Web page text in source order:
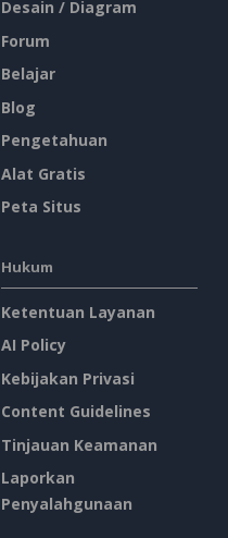
Desain / Diagram
Forum
Belajar
Blog
Pengetahuan
Alat Gratis
Peta Situs
Hukum
Ketentuan Layanan
AI Policy
Kebijakan Privasi
Content Guidelines
Tinjauan Keamanan
Laporkan
Penyalahgunaan